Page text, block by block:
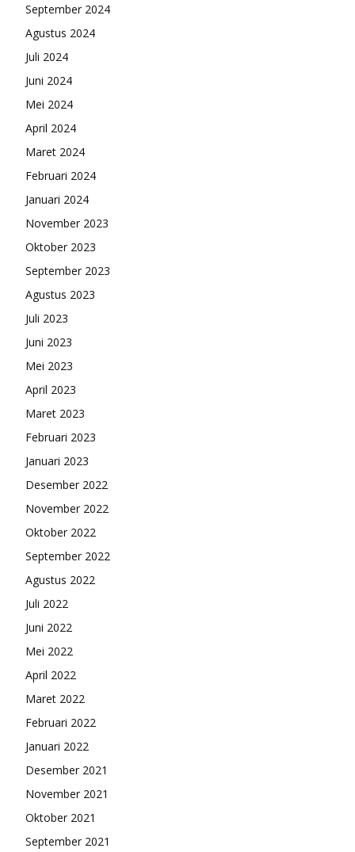
September 2024
Agustus 2024
Juli 2024
Juni 2024
Mei 2024
April 2024
Maret 2024
Februari 2024
Januari 2024
November 2023
Oktober 2023
September 2023
Agustus 2023
Juli 2023
Juni 2023
Mei 2023
April 2023
Maret 2023
Februari 2023
Januari 2023
Desember 2022
November 2022
Oktober 2022
September 2022
Agustus 2022
Juli 2022
Juni 2022
Mei 2022
April 2022
Maret 2022
Februari 2022
Januari 2022
Desember 2021
November 2021
Oktober 2021
September 2021